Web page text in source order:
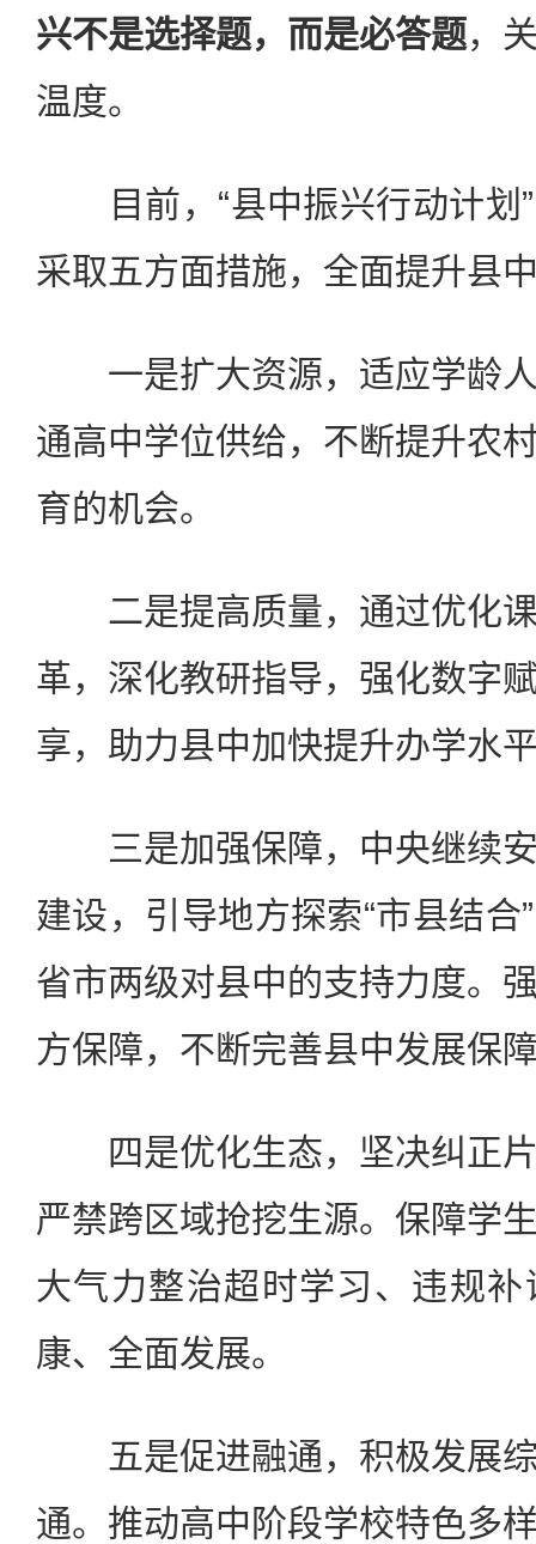
兴不是选择题，而是必答题，
温度。
目前，“县中振兴行动计划”
采取五方面措施，全面提升县
一是扩大资源，适应学龄人
通高中学位供给，不断提升农
育的机会。
二是提高质量，通过优化课
革，深化教研指导，强化数字
享，助力县中加快提升办学水
三是加强保障，中央继续安
建设，引导地方探索“市县结
省市两级对县中的支持力度。
方保障，不断完善县中发展保
四是优化生态，坚决纠正片
严禁跨区域抢挖生源。保障学
大气力整治超时学习、违规
康、全面发展。
五是促进融通，积极发展综
通。推动高中阶段学校特色多